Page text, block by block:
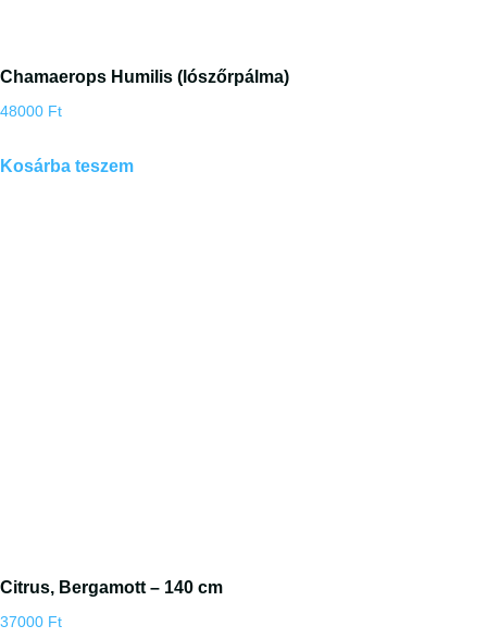
Chamaerops Humilis (lószőrpálma)
48000 Ft
Kosárba teszem
Citrus, Bergamott – 140 cm
37000 Ft